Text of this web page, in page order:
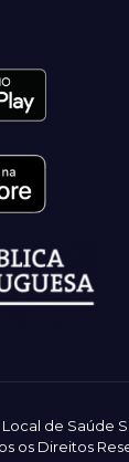
de Saúde
os Direitos